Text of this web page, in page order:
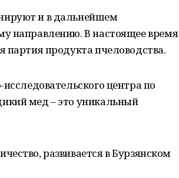
и в дальнейшем
направлению. В настоящее время
партия продукта пчеловодства.
центра по
мед – это уникальный
развивается в Бурзянском